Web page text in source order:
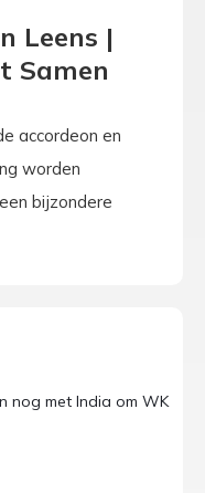
Leens |
Samen
accordeon en
worden
bijzondere
nog met India om WK